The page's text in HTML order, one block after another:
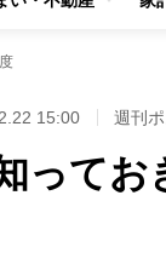
15:00 週刊
ってお